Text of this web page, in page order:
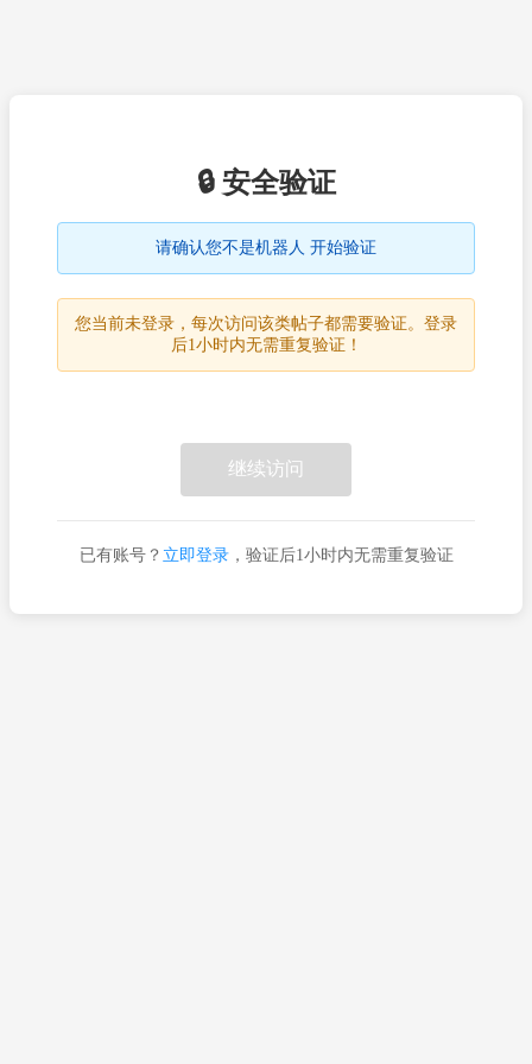
🔒 安全验证
请确认您不是机器人 开始验证
您当前未登录，每次访问该类帖子都需要验证。登录
后1小时内无需重复验证！
继续访问
已有账号？ 立即登录，验证后1小时内无需重复验证